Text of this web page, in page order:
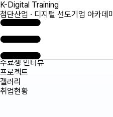
K-Digital Training
첨단산업 · 디지털 선도기업 아카데미
수료생 인터뷰
프로젝트
갤러리
취업현황